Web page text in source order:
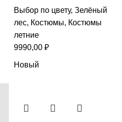
Выбор по цвету, Зелёный
лес, Костюмы, Костюмы
летние
9990,00 ₽
Новый